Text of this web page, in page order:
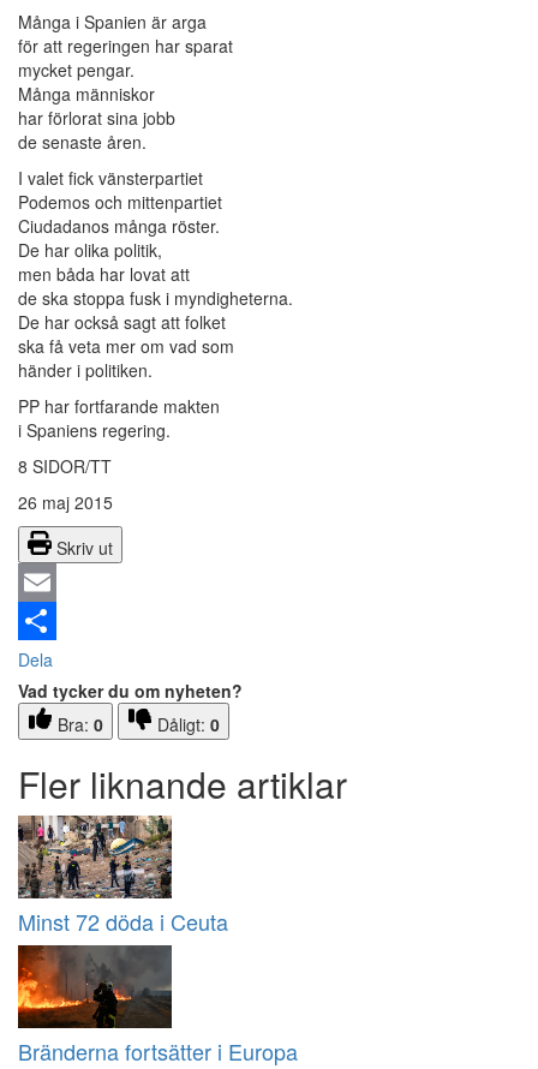
Många i Spanien är arga
för att regeringen har sparat
mycket pengar.
Många människor
har förlorat sina jobb
de senaste åren.
I valet fick vänsterpartiet
Podemos och mittenpartiet
Ciudadanos många röster.
De har olika politik,
men båda har lovat att
de ska stoppa fusk i myndigheterna.
De har också sagt att folket
ska få veta mer om vad som
händer i politiken.
PP har fortfarande makten
i Spaniens regering.
8 SIDOR/TT
26 maj 2015
Skriv ut
Email
Dela
Vad tycker du om nyheten?
Bra: 0 Dåligt: 0
Fler liknande artiklar
Minst 72 döda i Ceuta
Bränderna fortsätter i Europa